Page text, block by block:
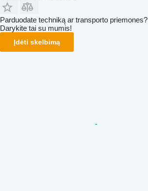
Parduodate techniką ar transporto priemones?
Darykite tai su mumis!
Įdėti skelbimą